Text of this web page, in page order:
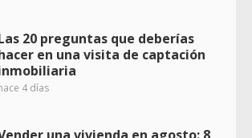
20 preguntas que deberías
en una visita de captación
4 días